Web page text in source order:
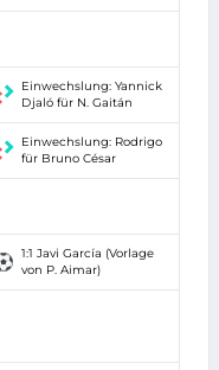
Einwechslung: Yannick
Djaló für N. Gaitán
Einwechslung: Rodrigo
für Bruno César
1:1 Javi García (Vorlage
von P. Aimar)